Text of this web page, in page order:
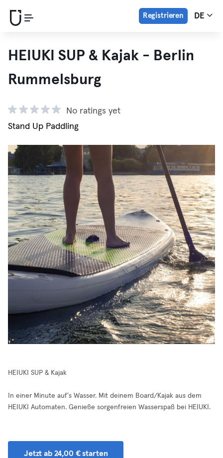
Registrieren DE
HEIUKI SUP & Kajak - Berlin
Rummelsburg
No ratings yet
Stand Up Paddling
HEIUKI SUP & Kajak
In einer Minute auf's Wasser. Mit deinem Board/Kajak aus dem
HEIUKI Automaten. Genieße sorgenfreien Wasserspaß bei HEIUKI.
Jetzt ab 24,00 € starten